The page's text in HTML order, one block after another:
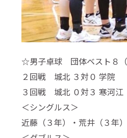
☆男子卓球 団体ベスト８（
２回戦 城北 ３対０ 学院
３回戦 城北 ０対３ 寒河江
＜シングルス＞
近藤（３年）・荒井（３年